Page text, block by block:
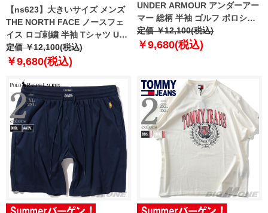
【ns623】大きいサイズ メンズ
THE NORTH FACE ノースフェ
イス ロゴ刺繍 半袖 Tシャツ USA
直輸入 nf0a8evw-qli
定価 ￥12,100(税込)
￥9,680(税込)
UNDER ARMOUR アンダーアー
マー 総柄 半袖 ゴルフ ポロシャ
ツ USA直輸入 um0988-190
定価 ￥12,100(税込)
￥9,680(税込)